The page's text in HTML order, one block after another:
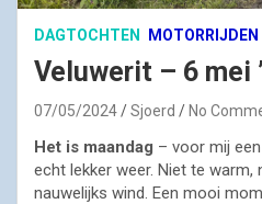
DAGTOCHTEN MOTORRIJDEN
Veluwerit – 6 mei
07/05/2024 Sjoerd No
Het is maandag – voor mij
echt lekker weer. Niet te
nauwelijks wind. Een mooi